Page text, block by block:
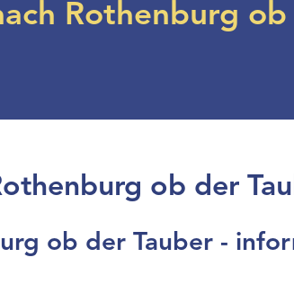
Rothenburg
ob der
ob der Tauber -